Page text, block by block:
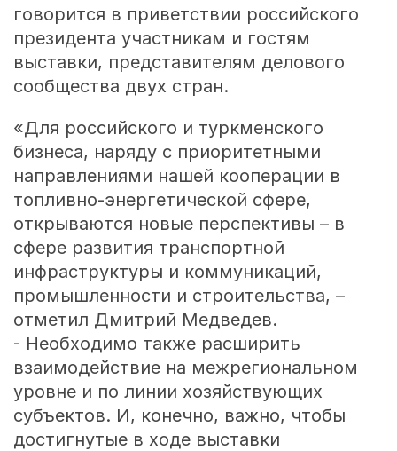
говорится в приветствии российского
президента участникам и гостям
выставки, представителям делового
сообщества двух стран.
«Для российского и туркменского
бизнеса, наряду с приоритетными
направлениями нашей кооперации в
топливно-энергетической сфере,
открываются новые перспективы – в
сфере развития транспортной
инфраструктуры и коммуникаций,
промышленности и строительства, –
отметил Дмитрий Медведев.
- Необходимо также расширить
взаимодействие на межрегиональном
уровне и по линии хозяйствующих
субъектов. И, конечно, важно, чтобы
достигнутые в ходе выставки